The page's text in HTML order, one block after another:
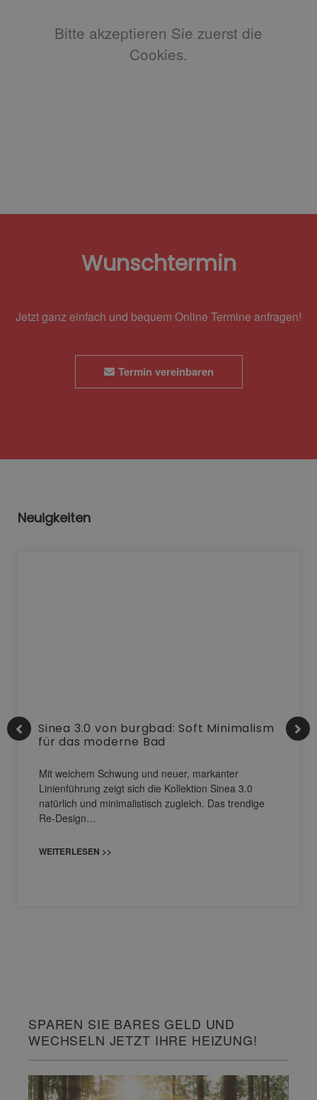
Bitte akzeptieren Sie zuerst die
Cookies.
Wunschtermin
Jetzt ganz einfach und bequem Online Termine anfragen!
Termin vereinbaren
Neuigkeiten
Sinea 3.0 von burgbad: Soft Minimalism
für das moderne Bad
Mit weichem Schwung und neuer, markanter
Linienführung zeigt sich die Kollektion Sinea 3.0
natürlich und minimalistisch zugleich. Das trendige
Re-Design…
WEITERLESEN >>
SPAREN SIE BARES GELD UND
WECHSELN JETZT IHRE HEIZUNG!